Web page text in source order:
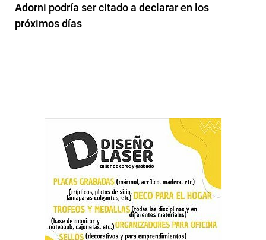
Adorni podría ser citado a declarar en los
próximos días